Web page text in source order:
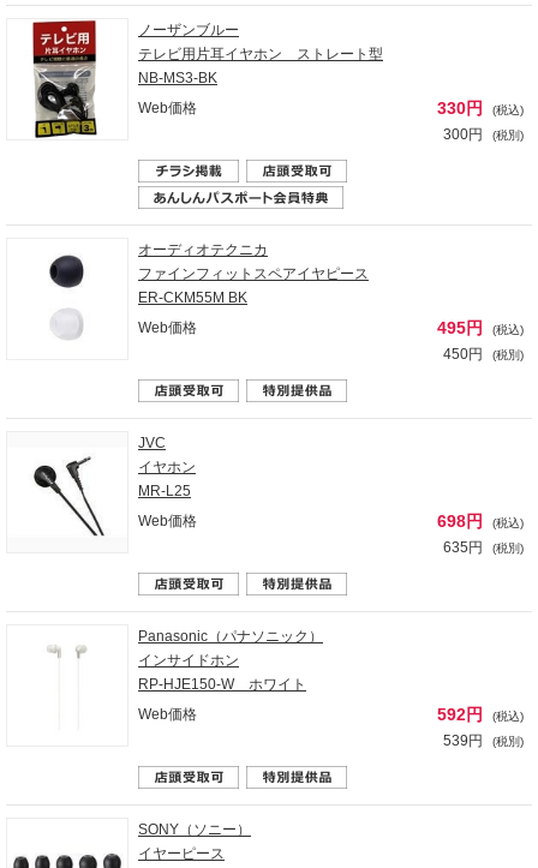
ノーザンブルー
テレビ用片耳イヤホン ストレート型
NB-MS3-BK
Web価格
330円 (税込)
300円 (税別)
オーディオテクニカ
ファインフィットスペアイヤピース
ER-CKM55M BK
Web価格
495円 (税込)
450円 (税別)
JVC
イヤホン
MR-L25
Web価格
698円 (税込)
635円 (税別)
Panasonic（パナソニック）
インサイドホン
RP-HJE150-W ホワイト
Web価格
592円 (税込)
539円 (税別)
SONY（ソニー）
イヤーピース